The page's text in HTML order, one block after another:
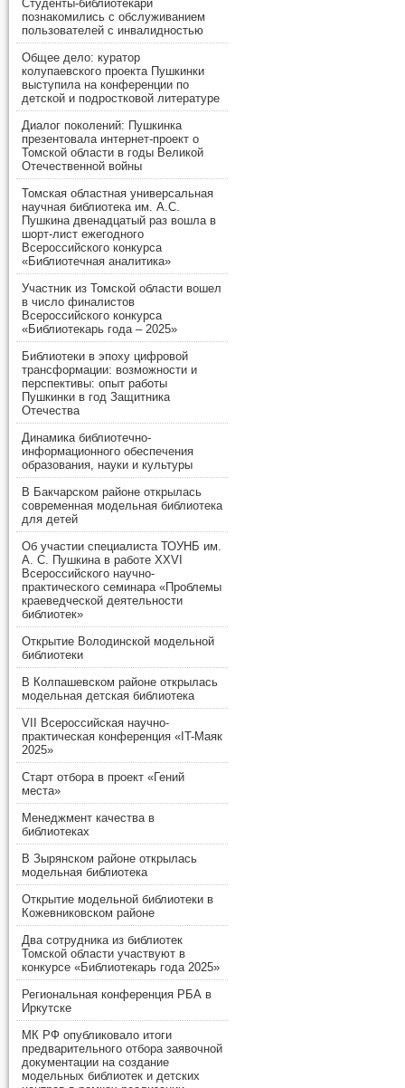
Студенты-библиотекари
познакомились с обслуживанием
пользователей с инвалидностью
Общее дело: куратор
колупаевского проекта Пушкинки
выступила на конференции по
детской и подростковой литературе
Диалог поколений: Пушкинка
презентовала интернет-проект о
Томской области в годы Великой
Отечественной войны
Томская областная универсальная
научная библиотека им. А.С.
Пушкина двенадцатый раз вошла в
шорт-лист ежегодного
Всероссийского конкурса
«Библиотечная аналитика»
Участник из Томской области вошел
в число финалистов
Всероссийского конкурса
«Библиотекарь года – 2025»
Библиотеки в эпоху цифровой
трансформации: возможности и
перспективы: опыт работы
Пушкинки в год Защитника
Отечества
Динамика библиотечно-
информационного обеспечения
образования, науки и культуры
В Бакчарском районе открылась
современная модельная библиотека
для детей
Об участии специалиста ТОУНБ им.
А. С. Пушкина в работе XXVI
Всероссийского научно-
практического семинара «Проблемы
краеведческой деятельности
библиотек»
Открытие Володинской модельной
библиотеки
В Колпашевском районе открылась
модельная детская библиотека
VII Всероссийская научно-
практическая конференция «IT-Маяк
2025»
Старт отбора в проект «Гений
места»
Менеджмент качества в
библиотеках
В Зырянском районе открылась
модельная библиотека
Открытие модельной библиотеки в
Кожевниковском районе
Два сотрудника из библиотек
Томской области участвуют в
конкурсе «Библиотекарь года 2025»
Региональная конференция РБА в
Иркутске
МК РФ опубликовало итоги
предварительного отбора заявочной
документации на создание
модельных библиотек и детских